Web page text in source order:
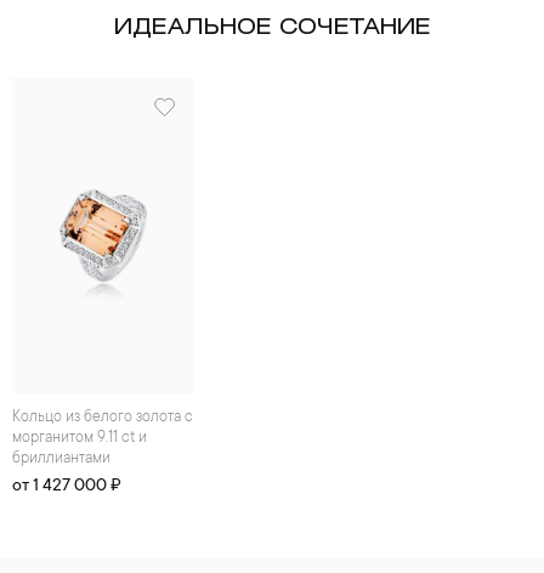
ИДЕАЛЬНОЕ СОЧЕТАНИЕ
Кольцо из белого золота с
морганитом 9.11 ct и
бриллиантами
от 1 427 000 ₽